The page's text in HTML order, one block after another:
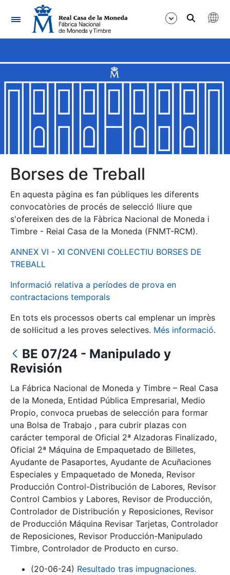
Navegació
Mostra/Amaga
Mostra/Amaga
Mostra/Amaga
Mostra/Amaga
Mostra/Amaga
Mostra/Amaga
Mostra/Amaga
Borses de Treball
En aquesta pàgina es fan públiques les diferents
convocatòries de procés de selecció lliure que
s'ofereixen des de la Fàbrica Nacional de Moneda i
Timbre - Reial Casa de la Moneda (FNMT-RCM).
ANNEX VI - XI CONVENI COL·LECTIU BORSES DE
TREBALL
Informació relativa a períodes de prova en
contractacions temporals
En tots els processos oberts cal emplenar un imprès
de sol·licitud a les proves selectives. Més informació.
BE 07/24 - Manipulado y
Revisión
La Fábrica Nacional de Moneda y Timbre – Real Casa
de la Moneda, Entidad Pública Empresarial, Medio
Propio, convoca pruebas de selección para formar
una Bolsa de Trabajo , para cubrir plazas con
carácter temporal de Oficial 2ª Alzadoras Finalizado,
Oficial 2ª Máquina de Empaquetado de Billetes,
Ayudante de Pasaportes, Ayudante de Acuñaciones
Especiales y Empaquetado de Moneda, Revisor
Producción Control-Distribución de Labores, Revisor
Control Cambios y Labores, Revisor de Producción,
Controlador de Distribución y Reposiciones, Revisor
de Producción Máquina Revisar Tarjetas, Controlador
de Reposiciones, Revisor Producción-Manipulado
Timbre, Controlador de Producto en curso.
(20-06-24) Resultado tras impugnaciones.